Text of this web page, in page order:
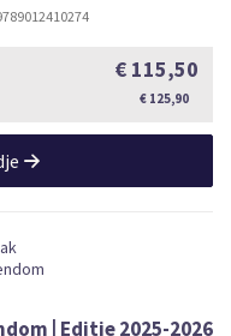
€ 115,50
€ 125,90
| Editie 2025-2026